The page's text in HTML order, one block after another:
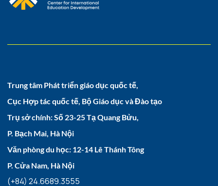
Trung tâm Phát triển giáo dục quốc tế,
Cục Hợp tác quốc tế, Bộ Giáo dục và Đào tạo
Trụ sở chính: Số 23-25 Tạ Quang Bửu,
P. Bạch Mai, Hà Nội
Văn phòng du học: 12-14 Lê Thánh Tông
P. Cửa Nam, Hà Nội
(+84) 24.6689.3555